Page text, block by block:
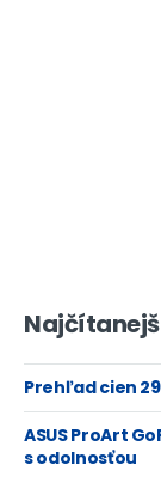
Prehľad cien
ASUS ProArt
s odolnosťou